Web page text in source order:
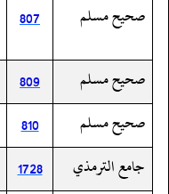
صحيح مسلم
807
صحيح مسلم
809
صحيح مسلم
810
جامع الترمذي
1728